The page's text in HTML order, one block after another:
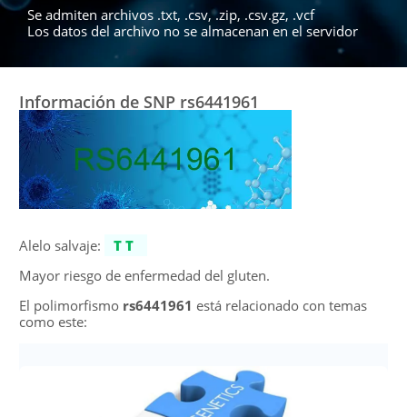
Se admiten archivos .txt, .csv, .zip, .csv.gz, .vcf
Los datos del archivo no se almacenan en el servidor
Información de SNP rs6441961
Alelo salvaje:
TT
Mayor riesgo de enfermedad del gluten.
El polimorfismo rs6441961 está relacionado con temas
como este: